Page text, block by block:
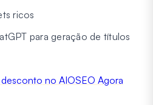
ricos
para geração de títulos
no AIOSEO Agora